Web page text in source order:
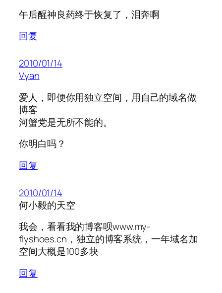
午后醒神良药终于恢复了，泪奔啊
回复
2010/01/14
Vyan
爱人，即便你用独立空间，用自己的域名做
博客
河蟹党是无所不能的。
你明白吗？
回复
2010/01/14
何小毅的天空
我会，看看我的博客呗www.my-
flyshoes.cn，独立的博客系统，一年域名加
空间大概是100多块
回复